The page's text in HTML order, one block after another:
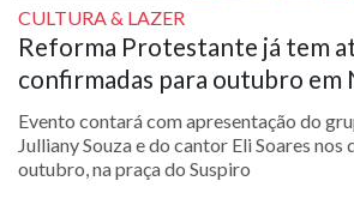
CULTURA & LAZER
Reforma Protestante já tem
confirmadas para outubro em
Evento contará com apresentação do
Julliany Souza e do cantor Eli Soares nos
outubro, na praça do Suspiro